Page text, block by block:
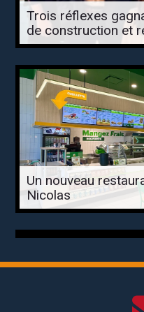
Trois réflexes
de construction et
Un nouveau
Nicolas